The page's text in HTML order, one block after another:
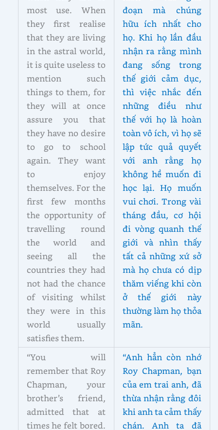
most use. When
they first realise
that they are living
in the astral world,
it is quite useless to
mention such
things to them, for
they will at once
assure you that
they have no desire
to go to school
again. They want
to enjoy
themselves. For the
first few months
the opportunity of
travelling round
the world and
seeing all the
countries they had
not had the chance
of visiting whilst
they were in this
world usually
satisfies them.
đoạn mà chúng
hữu ích nhất cho
họ. Khi họ lần đầu
nhận ra rằng mình
đang sống trong
thế giới cảm dục,
thì việc nhắc đến
những điều như
thế với họ là hoàn
toàn vô ích, vì họ sẽ
lập tức quả quyết
với anh rằng họ
không hề muốn đi
học lại. Họ muốn
vui chơi. Trong vài
tháng đầu, cơ hội
đi vòng quanh thế
giới và nhìn thấy
tất cả những xứ sở
mà họ chưa có dịp
thăm viếng khi còn
ở thế giới này
thường làm họ thỏa
mãn.
“You will
remember that Roy
Chapman, your
brother’s friend,
admitted that at
times he felt bored.
“Anh hẳn còn nhớ
Roy Chapman, bạn
của em trai anh, đã
thừa nhận rằng đôi
khi anh ta cảm thấy
chán. Anh ta đã